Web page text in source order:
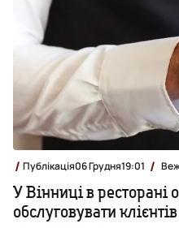
Публікація06 Грудня19:01
У Вінниці в ресторані
обслуговувати